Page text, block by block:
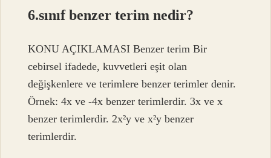
6.sınıf benzer terim nedir?
KONU AÇIKLAMASI Benzer terim Bir
cebirsel ifadede, kuvvetleri eşit olan
değişkenlere ve terimlere benzer terimler denir.
Örnek: 4x ve -4x benzer terimlerdir. 3x ve x
benzer terimlerdir. 2x²y ve x²y benzer
terimlerdir.